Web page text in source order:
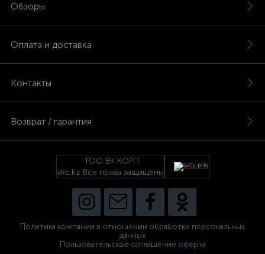
Обзоры
Оплата и доставка
Контакты
Возврат / гарантия
ТОО ВК КОРП
vkc.kz Все права защищены
Политика компании в отношении обработки персональных
данных
Пользовательское соглашение оферта